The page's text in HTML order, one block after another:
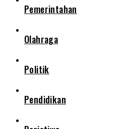
Pemerintahan
Olahraga
Politik
Pendidikan